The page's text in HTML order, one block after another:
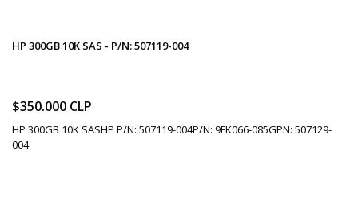
HP 300GB 10K SAS - P/N: 507119-004
$350.000 CLP
HP 300GB 10K SASHP P/N: 507119-004P/N: 9FK066-085GPN: 507129-
004